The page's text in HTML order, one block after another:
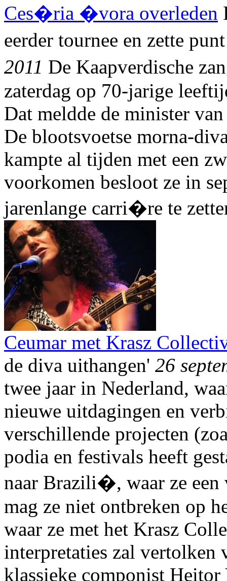
Ces�ria �vora overleden
eerder tournee en zette
2011 De Kaapverdische
zaterdag op 70-jarige
Dat meldde de minister
De blootsvoetse morna-
kampte al tijden met een
voorkomen besloot ze in
jarenlange carri�re te
Ceumar met Krasz
de diva uithangen' 26
twee jaar in Nederland,
nieuwe uitdagingen en
verschillende projecten
podia en festivals heeft
naar Brazili�, waar ze een
mag ze niet ontbreken op
waar ze met het Krasz
interpretaties zal vertolken
klassieke componist